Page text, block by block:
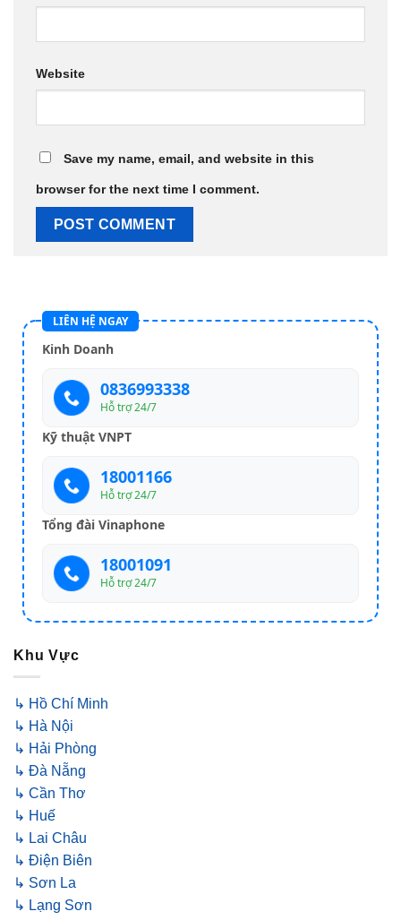
Website
Save my name, email, and website in this
browser for the next time I comment.
LIÊN HỆ NGAY
Kinh Doanh
0836993338
Hỗ trợ 24/7
Kỹ thuật VNPT
18001166
Hỗ trợ 24/7
Tổng đài Vinaphone
18001091
Hỗ trợ 24/7
Khu Vực
↳ Hồ Chí Minh
↳ Hà Nội
↳ Hải Phòng
↳ Đà Nẵng
↳ Cần Thơ
↳ Huế
↳ Lai Châu
↳ Điện Biên
↳ Sơn La
↳ Lạng Sơn